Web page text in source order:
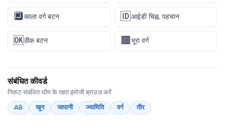
🔲काला वर्ग बटन 🆔 आईडी चिह्न, पहचान
🆗ठीक बटन 🟫भूरा वर्ग
संबंधित कीवर्ड
निकट-संबंधित थीम के तहत इमोजी ब्राउज़ करें:
AB
खून जापानी ज्यामिति वर्ग तीर